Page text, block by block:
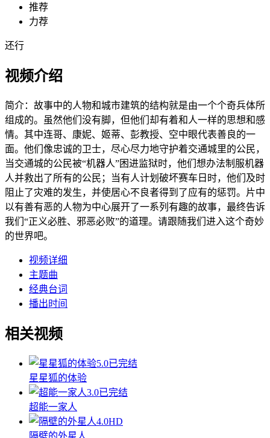
推荐
力荐
还行
视频介绍
简介： 故事中的人物和城市建筑的结构就是由一个个奇兵体所
组成的。虽然他们没有脚，但他们却有着和人一样的思想和感
情。其中连哥、康妮、姬蒂、彭教授、空中眼代表善良的一
面。他们像忠诚的卫士，尽心尽力地守护着交通城里的公民，
当交通城的公民被“机器人”困进监狱时，他们想办法制服机器
人并救出了所有的公民；当有人计划破坏赛车日时，他们及时
阻止了灾难的发生，并使居心不良者得到了应有的惩罚。片中
以有善有恶的人物为中心展开了一系列有趣的故事，最终告诉
我们“正义必胜、邪恶必败”的道理。请跟随我们进入这个奇妙
的世界吧。
视频详细
主题曲
经典台词
播出时间
相关视频
5.0已完结
星星狐的体验
3.0已完结
超能一家人
4.0HD
隔壁的外星人